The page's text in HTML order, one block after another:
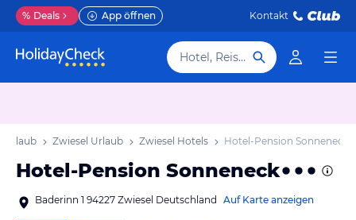
% Deals App öffnen Kontakt
Hotel, Reiseziel
Urlaub Zwiesel Urlaub Zwiesel Hotels Hotel-Pension Sonneneck
Hotel-Pension Sonneneck
Baderinn 1 94227 Zwiesel Deutschland Auf Karte anzeigen